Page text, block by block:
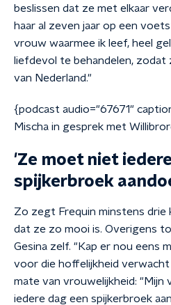
beslissen dat ze met elkaar
haar al zeven jaar op een
vrouw waarmee ik leef, heel
liefdevol te behandelen, zodat
van Nederland."
{podcast audio="67671"
Mischa in gesprek met
'Ze moet niet
spijkerbroek
Zo zegt Frequin minstens drie
dat ze zo mooi is. Overigens
Gesina zelf. "Kap er nou eens
voor die hoffelijkheid
mate van vrouwelijkheid:
iedere dag een spijkerbroek